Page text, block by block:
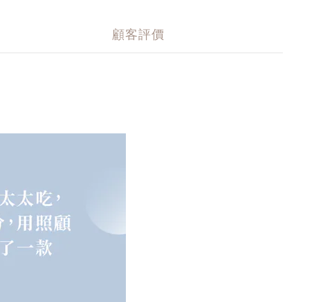
顧客評價